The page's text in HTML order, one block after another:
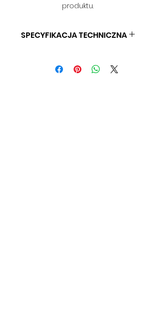
produktu.
SPECYFIKACJA TECHNICZNA
GRAMATURA: BD
SZEROKOŚĆ: 140 CM